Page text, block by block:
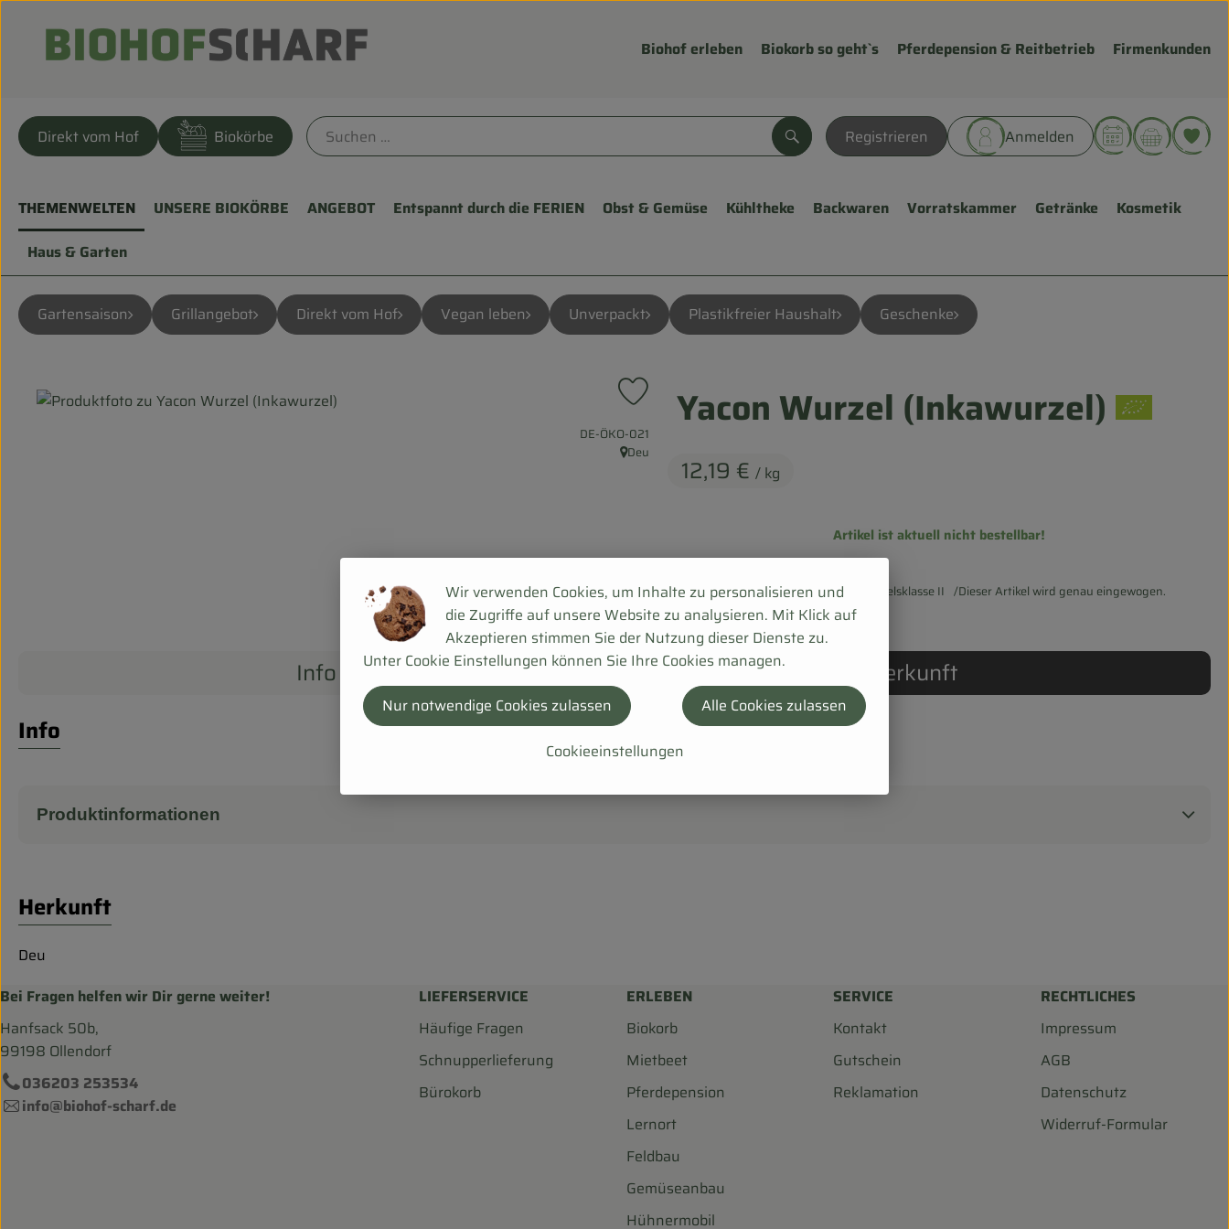
Biohof erleben Biokorb so geht`s Pferdepension & Reitbetrieb Firmenkunden
Registrieren Anmelden
Suchen
Direkt vom Hof Biokörbe
THEMENWELTEN UNSERE BIOKÖRBE ANGEBOT Entspannt durch die FERIEN Obst & Gemüse Kühltheke Backwaren Vorratskammer Getränke
Kosmetik
Haus & Garten
Gartensaison Grillangebot Direkt vom Hof Vegan leben Unverpackt Plastikfreier Haushalt Geschenke
Yacon Wurzel (Inkawurzel)
12,19 € / kg
Produkt zu Favouriten hinzufügen
, Kontrollstelle:
DE-ÖKO-021
, Herkunft:
Deu
Artikel ist aktuell nicht bestellbar!
#5245 12,19 €/ kg 7% MwSt Handelsklasse II Dieser Artikel wird genau eingewogen.
Info
Herkunft
Info
Produktinformationen
Herkunft
Deu
Bei Fragen helfen wir Dir gerne weiter!
Hanfsack 50b,
99198 Ollendorf
036203 253534
info@biohof-scharf.de
LIEFERSERVICE
Häufige Fragen
Schnupperlieferung
Bürokorb
ERLEBEN
Biokorb
Mietbeet
Pferdepension
Lernort
Feldbau
Gemüseanbau
Hühnermobil
SERVICE
Kontakt
Gutschein
Reklamation
RECHTLICHES
Impressum
AGB
Datenschutz
Widerruf-Formular
Wir verwenden Cookies, um Inhalte zu personalisieren und
die Zugriffe auf unsere Website zu analysieren. Mit Klick auf
Akzeptieren stimmen Sie der Nutzung dieser Dienste zu.
Unter Cookie Einstellungen können Sie Ihre Cookies managen.
Cookieeinstellungen
Nur notwendige Cookies zulassen Alle Cookies zulassen